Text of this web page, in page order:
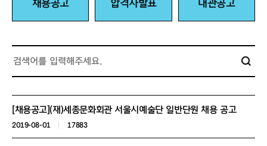
채용공고 합격자발표 대관공고
[채용공고](재)세종문화회관 서울시예술단 일반단원 채용 공고
2019-08-01 17883